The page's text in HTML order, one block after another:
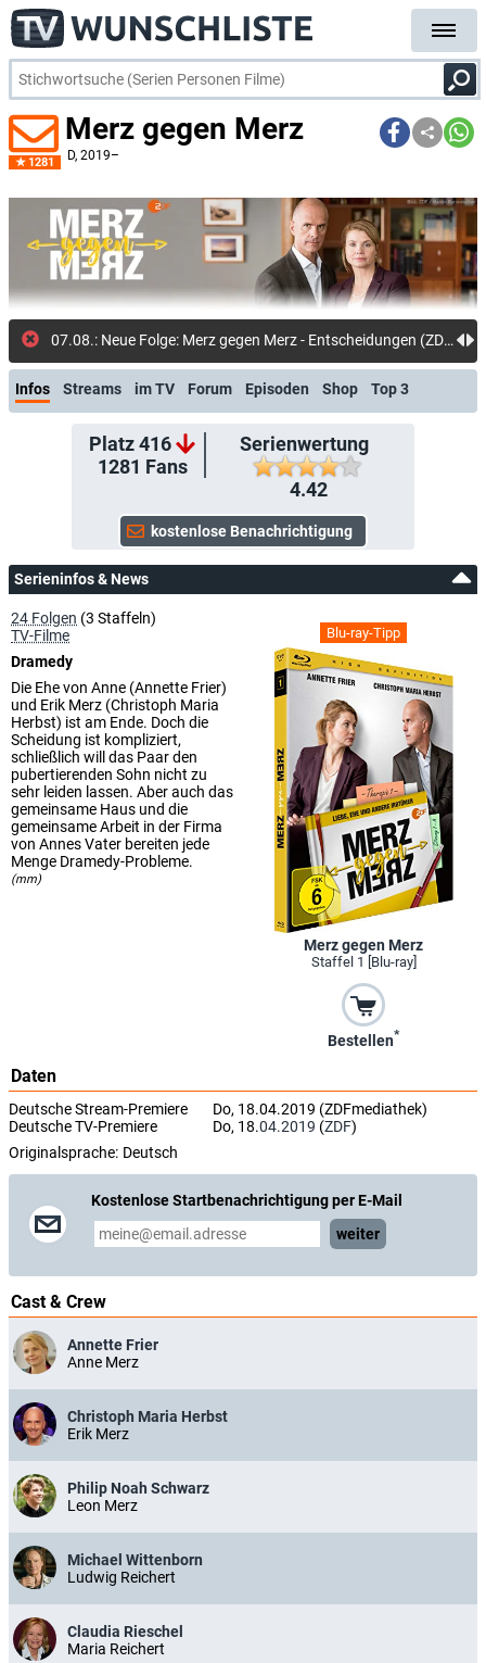
1281
Merz gegen Merz
D, 2019–
31.07.: Neue Meldung: Die 9 wich
Infos Streams im TV Forum Episoden Shop Top 3
Platz 416
1281 Fans
Serienwertung
4.42
Serieninfos & News
Blu-ray-Tipp
Merz gegen Merz
Staffel 1 [Blu-ray]
Bestellen*
24 Folgen (3 Staffeln)
TV-Filme
Dramedy
Die Ehe von Anne (Annette Frier)
und Erik Merz (Christoph Maria
Herbst) ist am Ende. Doch die
Scheidung ist kompliziert,
schließlich will das Paar den
pubertierenden Sohn nicht zu
sehr leiden lassen. Aber auch das
gemeinsame Haus und die
gemeinsame Arbeit in der Firma
von Annes Vater bereiten jede
Menge Dramedy-Probleme.
(mm)
Daten
Deutsche Stream-Premiere
Do, 18.04.2019 (ZDFmediathek)
Deutsche TV-Premiere
Do, 18.04.2019 (ZDF)
Originalsprache: Deutsch
Kostenlose Startbenachrichtigung per E-Mail
weiter
Cast & Crew
Annette Frier
Anne Merz
Christoph Maria Herbst
Erik Merz
Philip Noah Schwarz
Leon Merz
Michael Wittenborn
Ludwig Reichert
Claudia Rieschel
Maria Reichert